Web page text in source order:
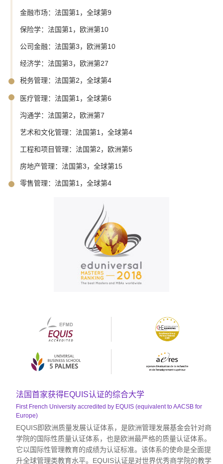
金融市场：法国第1，全球第9
保险学：法国第1，欧洲第10
公司金融：法国第3，欧洲第10
经济学：法国第3，欧洲第27
税务管理：法国第2，全球第4
医疗管理：法国第1，全球第6
沟通学：法国第2，欧洲第7
艺术和文化管理：法国第1，全球第4
工程和项目管理：法国第2，欧洲第5
房地产管理：法国第3，全球第15
零售管理：法国第1，全球第4
法国首家获得EQUIS认证的综合大学
First French University accredited by EQUIS (equivalent to AACSB for
Europe)
EQUIS即欧洲质量发展认证体系，是欧洲管理发展基金会针对商
学院的国际性质量认证体系，也是欧洲最严格的质量认证体系。
它以国际性管理教育的成绩为认证标准。该体系的使命是全面提
升全球管理类教育水平。EQUIS认证是对世界优秀商学院的教学